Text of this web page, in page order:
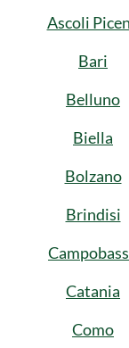
Ascoli
Bari
Belluno
Biella
Bolzano
Brindisi
Catania
Como